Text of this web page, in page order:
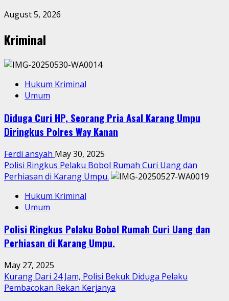
August 5, 2026
Kriminal
Hukum Kriminal
Umum
Diduga Curi HP, Seorang Pria Asal Karang Umpu
Diringkus Polres Way Kanan
Ferdi ansyah May 30, 2025
Polisi Ringkus Pelaku Bobol Rumah Curi Uang dan
Perhiasan di Karang Umpu.
Hukum Kriminal
Umum
Polisi Ringkus Pelaku Bobol Rumah Curi Uang dan
Perhiasan di Karang Umpu.
May 27, 2025
Kurang Dari 24 Jam, Polisi Bekuk Diduga Pelaku
Pembacokan Rekan Kerjanya